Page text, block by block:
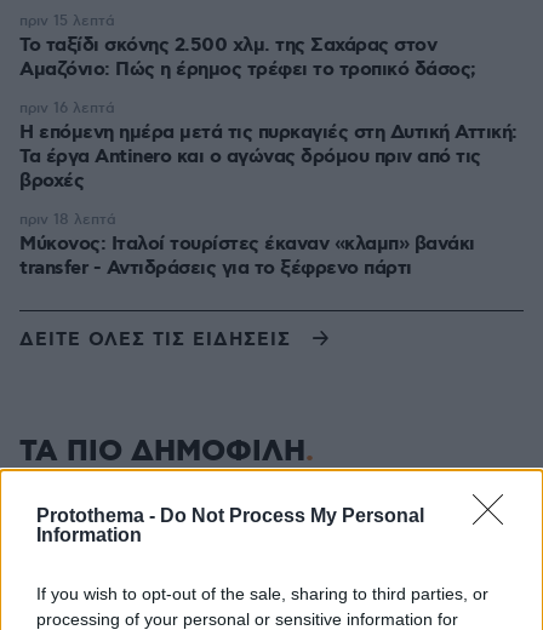
Protothema - Do Not Process My Personal
Information
If you wish to opt-out of the sale, sharing to third parties, or
processing of your personal or sensitive information for
Το ταξίδι σκόνης 2.500 χλμ. της Σαχάρας στον
Αμαζόνιο: Πώς η έρημος τρέφει το τροπικό δάσος;
πριν 15 λεπτά
Η επόμενη ημέρα μετά τις πυρκαγιές στη Δυτική Αττική:
Τα έργα Antinero και ο αγώνας δρόμου πριν από τις
βροχές
πριν 16 λεπτά
Μύκονος: Ιταλοί τουρίστες έκαναν «κλαμπ» βανάκι
transfer - Αντιδράσεις για το ξέφρενο πάρτι
πριν 18 λεπτά
ΔΕΙΤΕ ΟΛΕΣ ΤΙΣ ΕΙΔΗΣΕΙΣ
ΤΑ ΠΙΟ ΔΗΜΟΦΙΛΗ